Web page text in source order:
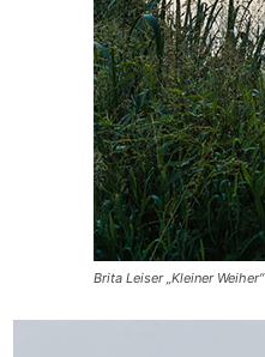
Brita Leiser „Kleiner Weiher“